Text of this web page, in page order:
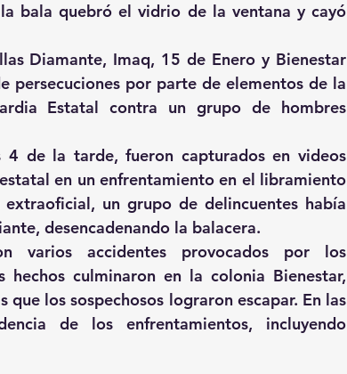
bala quebró el vidrio de la ventana y cayó
Diamante, Imaq, 15 de Enero y Bienestar
persecuciones por parte de elementos de la
Estatal contra un grupo de hombres
4 de la tarde, fueron capturados en videos
en un enfrentamiento en el libramiento
un grupo de delincuentes había
desencadenando la balacera.
varios accidentes provocados por los
culminaron en la colonia Bienestar,
los sospechosos lograron escapar. En las
de los enfrentamientos, incluyendo